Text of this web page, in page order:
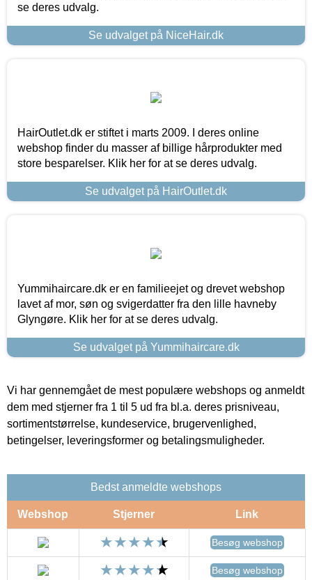
se deres udvalg.
Se udvalget på NiceHair.dk
HairOutlet.dk er stiftet i marts 2009. I deres online
webshop finder du masser af billige hårprodukter med
store besparelser. Klik her for at se deres udvalg.
Se udvalget på HairOutlet.dk
Yummihaircare.dk er en familieejet og drevet webshop
lavet af mor, søn og svigerdatter fra den lille havneby
Glyngøre. Klik her for at se deres udvalg.
Se udvalget på Yummihaircare.dk
Vi har gennemgået de mest populære webshops og anmeldt
dem med stjerner fra 1 til 5 ud fra bl.a. deres prisniveau,
sortimentstørrelse, kundeservice, brugervenlighed,
betingelser, leveringsformer og betalingsmuligheder.
Bedst anmeldte webshops
Webshop Stjerner Link
Besøg webshop
Besøg webshop